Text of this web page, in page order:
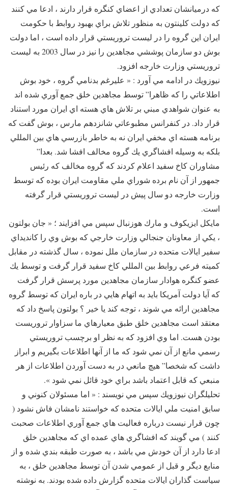
كه درميانشان تعدادي از اعضاي كنگره قرار دارند ، ادعا مي كنند
كه دولت كلينتون به منظور تلاش براي بهبود روابط با حكومت
ايران اين گروه را در ليست تروريستي قرار داده است ، اما دولت
بوش دو سازمان پوششي مجاهدين را نيز در سال 2003 به ليست
تروريستي وزارت خارجه افزود.
نيوزويك در ادامه مي آورد : « عليرغم بدنامي گروه ، خود بوش
اطلاعاتي را كه ظاهرا” توسط مجاهدين خلق جمع آوري شده اند
به عنوان شواهدي مبني بر تلاش هاي هسته اي ايران مورد استناد
قرار داد. در كنفرانس مطبوعاتي شانزدهم مارس ، بوش گفت كه
برنامه هسته اي مخفي ايران نه به خاطر بازرسي هاي بين المللي
بلكه به وسيله افشاگري يك گروه مخالف افشا شد. بعدا”
مشاوران كاخ سفيد اعلام كردند كه گروه مخالف كه رئيس
جمهور از آن نام برده شوراي ملي مقاومت ايران بوده كه توسط
وزارت خارجه دو سال پيش در ليست تروريستي قرار گرفته
است.
مايكل ايزيكوف و مارك هوزنبال سپس مي افزايند ؛ « جان بولتون
، يكي از معاونان جنجالي وزارت خارجي كه بوش وي را كانديداي
سفير ايالات متحده در سازمان ملل نموده ، سال گذشته در مقابل
كميته فرعي روابط بين المللي كاخ سفيد قرار گرفت و توسط يك
عضو كنگره هوادار سازمان مجاهدين مورد پرسش قرار گرفت
كه آیا دولت آمريكا بايد به اتهام هايي در باره ايران كه توسط گروه
مجاهدين ارائه مي شوند ، توجه كند يا خير ؟ بولتون پاسخ داد كه
معتقد است مجاهدين خلق طبق معيارهاي ما سزاوار تروريست
بودن هست. اما وي افزود كه به نظر او برچسب تروريستي
رسمي مانع از آن نمي شود كه ما از آنها اطلاعات بگيريم و ابراز
داشت كه شخصا” هيچ مانعي در به دست آوردن اطلاعات از هر
منبعي كه قابل اعتماد باشد براي خود قائل نمي شود ».
تحليلگران نيوزويك سپس مي نويسند : « اما مسئولان كنوني و
سابق امنيت ملي ايالات متحده كه خواستند نامشان فاش نشود (
چون قرار نيست درباره فعاليت هاي جمع آوري اطلاعات صحبت
كنند ) مي گويند كه افشاگري هاي عمده اي كه مجاهدين خلق
ادعا دارد از آن خودش مي باشد ، به صورت طبقه بندي شده و از
منابع ديگر و قبل از عمومي شدن آن توسط مجاهدين خلق ، به
سياست گذاران ايالات متحده گزارش داده شده بودند. به نوشته